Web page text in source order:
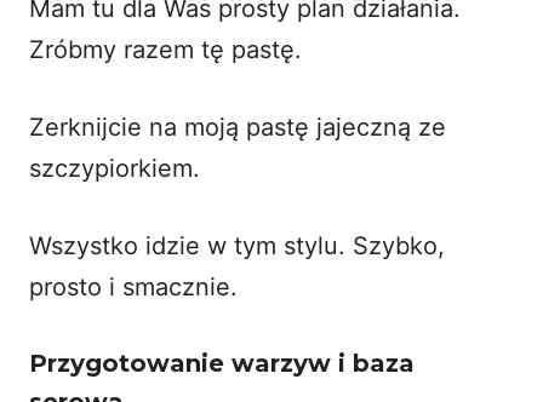
Mam tu dla Was prosty plan działania.
Zróbmy razem tę pastę.
Zerknijcie na moją pastę jajeczną ze
szczypiorkiem.
Wszystko idzie w tym stylu. Szybko,
prosto i smacznie.
Przygotowanie warzyw i baza